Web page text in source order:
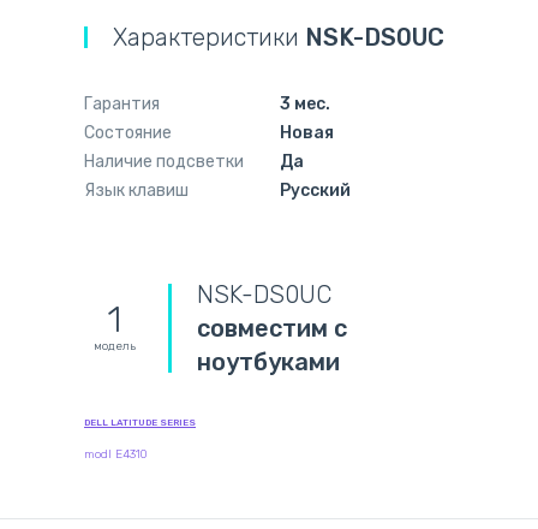
Характеристики NSK-DS0UC
Гарантия
3 мес.
Состояние
Новая
Наличие подсветки
Да
Язык клавиш
Русский
1
модель
NSK-DS0UC
совместим с
ноутбуками
DELL LATITUDE SERIES
modl E4310